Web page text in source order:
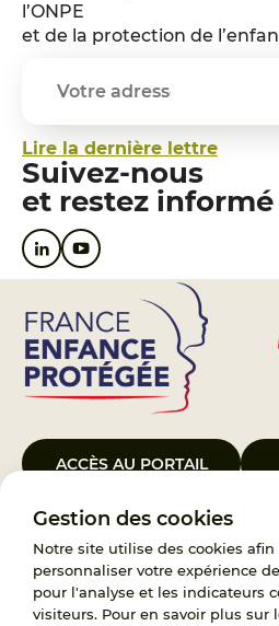
Gestion des cookies
Notre site utilise des cookies
personnaliser votre expérience
pour l'analyse et les indicateurs
visiteurs. Pour en savoir plus sur
l’ONPE
et de la protection de
Lire la dernière lettre
Suivez-nous
et restez informé
ACCÈS AU PORTAIL
Le Groupement d’Intérêt Public
janvier 2023, a pour objet d’assurer
119, d’accompagnement des
demandes d’accès aux origines
Protégée est également un